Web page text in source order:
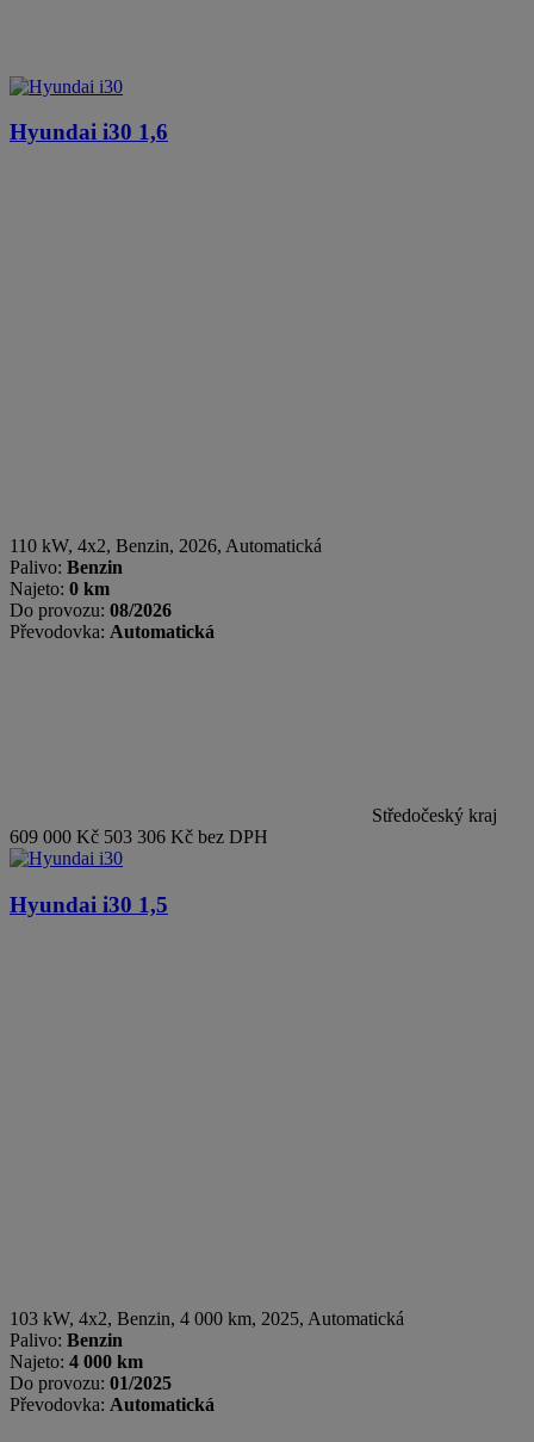
Hyundai i30 1,6
110 kW, 4x2, Benzin, 2026, Automatická
Palivo: Benzin
Najeto: 0 km
Do provozu: 08/2026
Převodovka: Automatická
Středočeský kraj
609 000 Kč 503 306 Kč bez DPH
Hyundai i30 1,5
103 kW, 4x2, Benzin, 4 000 km, 2025, Automatická
Palivo: Benzin
Najeto: 4 000 km
Do provozu: 01/2025
Převodovka: Automatická